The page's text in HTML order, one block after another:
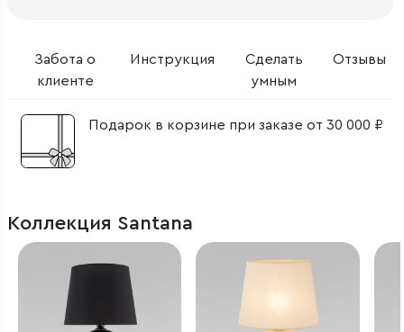
Забота о
клиенте
Инструкция
Сделать
умным
Отзывы
Подарок в корзине при заказе от 30 000 ₽
Коллекция Santana